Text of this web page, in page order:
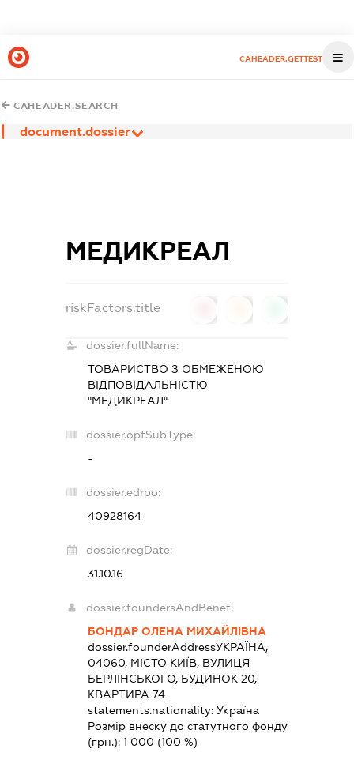
CAHEADER.GETTEST
CAHEADER.SEARCH
document.dossier
МЕДИКРЕАЛ
riskFactors.title
dossier.fullName:
ТОВАРИСТВО З ОБМЕЖЕНОЮ
ВІДПОВІДАЛЬНІСТЮ
"МЕДИКРЕАЛ"
dossier.opfSubType:
-
dossier.edrpo:
40928164
dossier.regDate:
31.10.16
dossier.foundersAndBenef:
БОНДАР ОЛЕНА МИХАЙЛІВНА
dossier.founderAddressУКРАЇНА,
04060, МІСТО КИЇВ, ВУЛИЦЯ
БЕРЛІНСЬКОГО, БУДИНОК 20,
КВАРТИРА 74
statements.nationality: Україна
Розмір внеску до статутного фонду
(грн.): 1 000 (100 %)